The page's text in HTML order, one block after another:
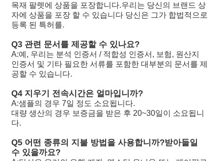
R902255713A11VLO190LE2S/11L-NZD12K02P
R902225083A11VLO190LE2S/11L-NZD12K02P
목재 팔렛에 상품을 포장합니다.우리는 당신의 브랜드 상
자에 상품을 포장 할 수 있습니다 당신은 그가 합법적으로
등록 된 특허를.
Q3 관련 문서를 제공할 수 있나요?
A:예, 우리는 분석 인증서 / 적합성 인증서, 보험, 원산지
인증서 및 기타 필요한 서류를 포함한 대부분의 문서를 제
공할 수 있습니다.
Q4 지우기 전속시간은 얼마입니까?
A:샘플의 경우 7일 정도 소요됩니다.
대량 생산의 경우 보증금을 받은 후 20~30일이 소요됩니
다.
Q5 어떤 종류의 지불 방법을 사용합니까?받아들일
수 있을까요?